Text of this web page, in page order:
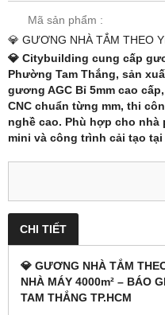
Mã sản phẩm :
💎 GƯƠNG NHÀ TẮM THEO
💎 Citybuilding cung cấp
Phường Tam Thắng, sản
gương AGC Bỉ 5mm cao
CNC chuẩn từng mm, thi
nghề cao. Phù hợp cho nhà
mini và công trình cải tạo tại
CHI TIẾT
💎 GƯƠNG NHÀ TẮM
NHÀ MÁY 4000m² – BÁO
TAM THẮNG TP.HCM